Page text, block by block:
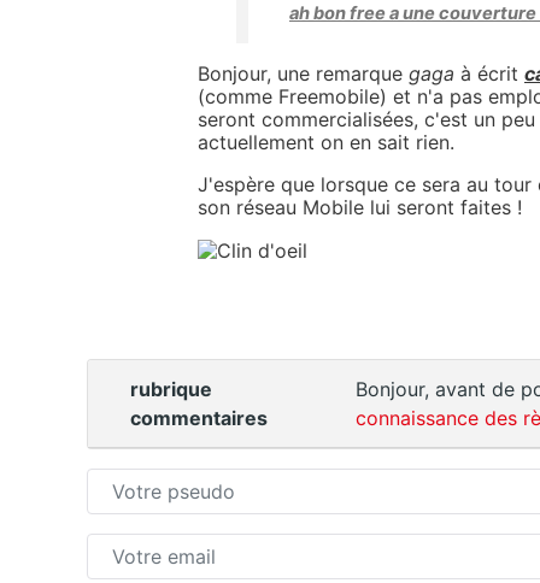
ah bon free a une
Bonjour, une remarque gaga à écrit
(comme Freemobile) et n'a pas
seront commercialisées, c'est un
actuellement on en sait rien.
J'espère que lorsque ce sera au
son réseau Mobile lui seront faites !
rubrique
commentaires
Bonjour, avant de
connaissance des